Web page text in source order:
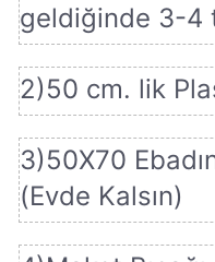
geldiğinde 3-4
2)50 cm. lik
3)50X70
(Evde Kalsın)